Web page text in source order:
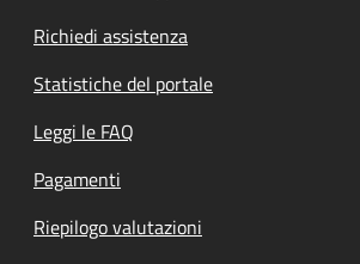
Richiedi assistenza
Statistiche del portale
Leggi le FAQ
Pagamenti
Riepilogo valutazioni